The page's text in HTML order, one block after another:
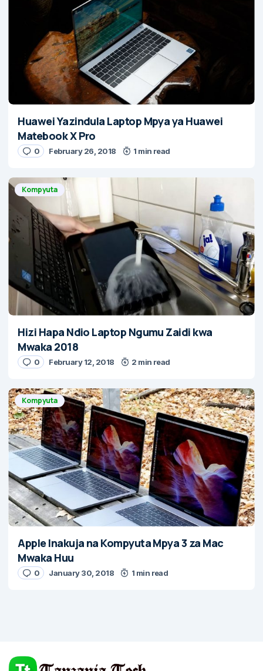
Huawei Yazindula Laptop Mpya ya Huawei
Matebook X Pro
0 February 26, 2018 1 min read
Kompyuta
Hizi Hapa Ndio Laptop Ngumu Zaidi kwa
Mwaka 2018
0 February 12, 2018 2 min read
Kompyuta
Apple Inakuja na Kompyuta Mpya 3 za Mac
Mwaka Huu
0 January 30, 2018 1 min read